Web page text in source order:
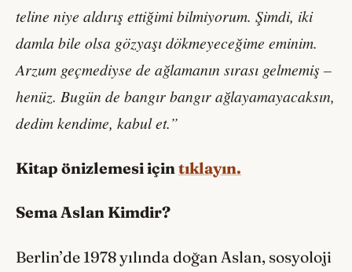
teline niye aldırış ettiğimi bilmiyorum. Şimdi, iki
damla bile olsa gözyaşı dökmeyeceğime eminim.
Arzum geçmediyse de ağlamanın sırası gelmemiş –
henüz. Bugün de bangır bangır ağlayamayacaksın,
dedim kendime, kabul et.”
Kitap önizlemesi için tıklayın.
Sema Aslan Kimdir?
Berlin’de 1978 yılında doğan Aslan, sosyoloji